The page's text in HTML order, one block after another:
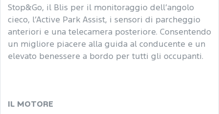
Stop&Go, il Blis per il monitoraggio dell’angolo
cieco, l’Active Park Assist, i sensori di parcheggio
anteriori e una telecamera posteriore. Consentendo
un migliore piacere alla guida al conducente e un
elevato benessere a bordo per tutti gli occupanti.
IL MOTORE